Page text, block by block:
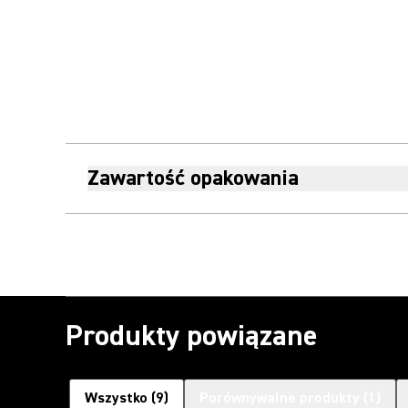
Zawartość opakowania
Produkty powiązane
Wszystko (9)